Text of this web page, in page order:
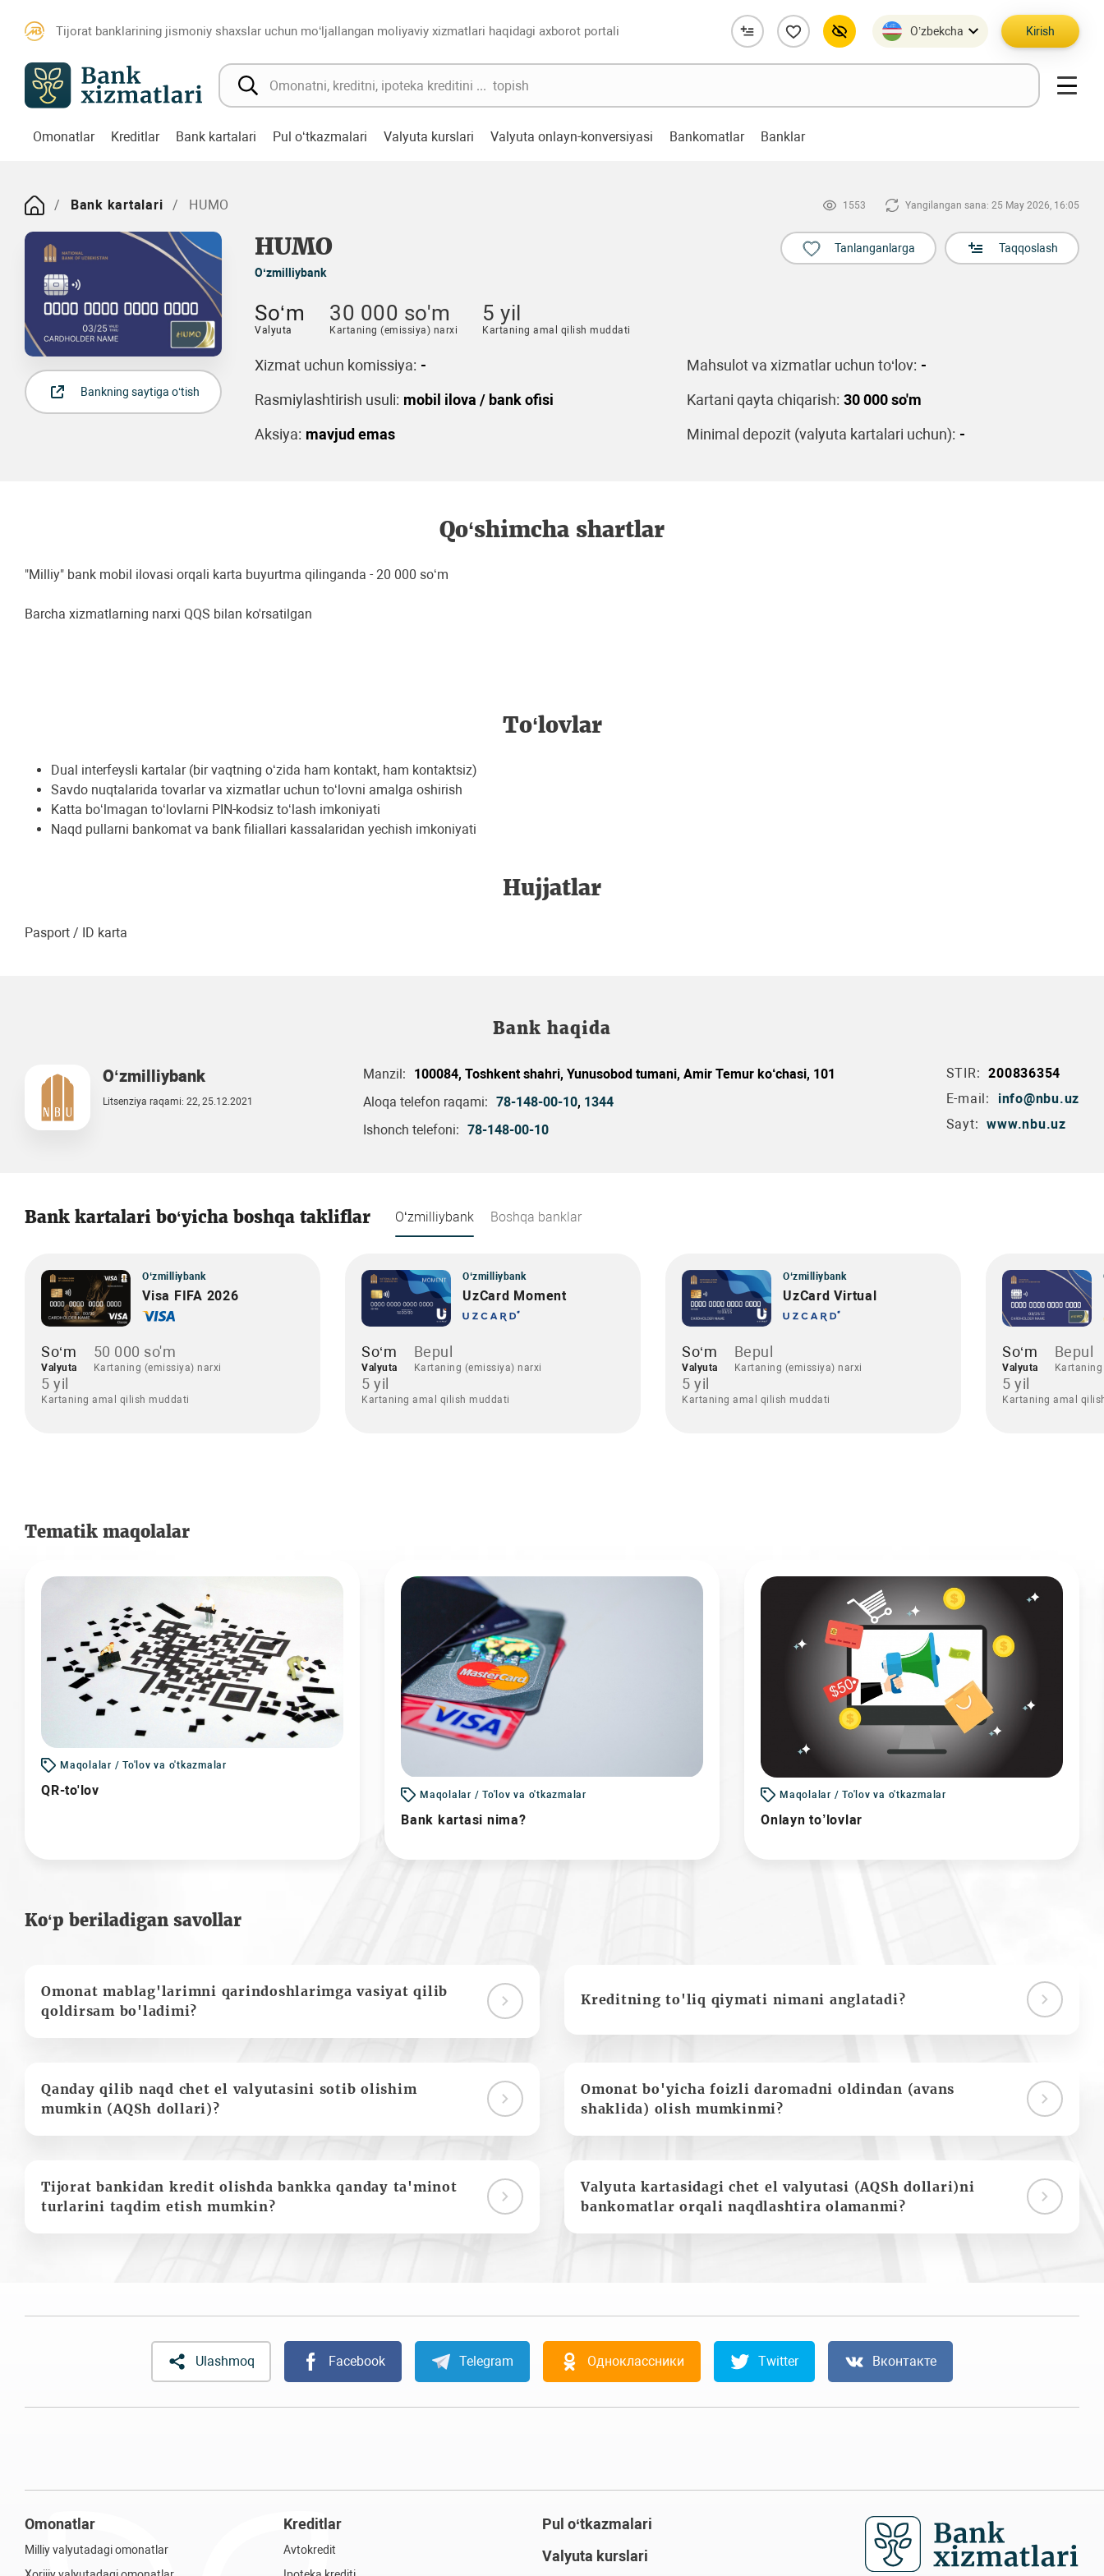
Tijorat banklarining jismoniy shaxslar uchun mo‘ljallangan moliyaviy xizmatlari haqidagi axborot portali O’zbekcha Kirish
Omonatlar Kreditlar Bank kartalari Pul o‘tkazmalari Valyuta kurslari Valyuta onlayn-konversiyasi Bankomatlar Banklar
Bank kartalari HUMO 1553 Yangilangan sana: 25 May 2026, 16:05
HUMO
O‘zmilliybank
Tanlanganlarga Taqqoslash
Bankning saytiga o‘tish
So‘m
Valyuta
30 000 so'm
Kartaning (emissiya) narxi
5 yil
Kartaning amal qilish muddati
Xizmat uchun komissiya: - Mahsulot va xizmatlar uchun to‘lov: -
Rasmiylashtirish usuli: mobil ilova / bank ofisi Kartani qayta chiqarish: 30 000 so'm
Aksiya: mavjud emas Minimal depozit (valyuta kartalari uchun): -
Qo‘shimcha shartlar
"Milliy" bank mobil ilovasi orqali karta buyurtma qilinganda - 20 000 so‘m
Barcha xizmatlarning narxi QQS bilan ko'rsatilgan
To‘lovlar
Dual intеrfеysli kartalar (bir vaqtning o‘zida ham kontakt, ham kontaktsiz)
Savdo nuqtalarida tovarlar va xizmatlar uchun to‘lovni amalga oshirish
Katta bo‘lmagan to‘lovlarni PIN-kodsiz to‘lash imkoniyati
Naqd pullarni bankomat va bank filiallari kassalaridan yechish imkoniyati
Hujjatlar
Pasport / ID karta
Bank haqida
O‘zmilliybank
Litsenziya raqami: 22, 25.12.2021
Manzil:
100084, Toshkent shahri, Yunusobod tumani, Amir Temur ko‘chasi, 101
Aloqa telefon raqami: 78-148-00-10, 1344
Ishonch telefoni: 78-148-00-10
STIR: 200836354
E-mail:
info@nbu.uz
Sayt: www.nbu.uz
Bank kartalari bo‘yicha boshqa takliflar O‘zmilliybank Boshqa banklar
O‘zmilliybank
Visa FIFA 2026
So‘m
Valyuta
50 000 so'm
Kartaning (emissiya) narxi
5 yil
Kartaning amal qilish muddati
O‘zmilliybank
UzCard Moment
So‘m
Valyuta
Bepul
Kartaning (emissiya) narxi
5 yil
Kartaning amal qilish muddati
O‘zmilliybank
UzCard Virtual
So‘m
Valyuta
Bepul
Kartaning (emissiya) narxi
5 yil
Kartaning amal qilish muddati
So‘m
Valyuta
Bepul
5 yil
Kartaning amal
Tematik maqolalar
Maqolalar / To'lov va o'tkazmalar
QR-to'lov Maqolalar / To'lov va o'tkazmalar
Bank kartasi nima?
Maqolalar / To'lov va o'tkazmalar
Onlayn to’lovlar
Ko‘p beriladigan savollar
Omonat mablag'larimni qarindoshlarimga vasiyat qilib
qoldirsam bo'ladimi?
Kreditning to'liq qiymati nimani anglatadi?
Qanday qilib naqd chet el valyutasini sotib olishim
mumkin (AQSh dollari)?
Omonat bo'yicha foizli daromadni oldindan (avans
shaklida) olish mumkinmi?
Tijorat bankidan kredit olishda bankka qanday ta'minot
turlarini taqdim etish mumkin?
Valyuta kartasidagi chet el valyutasi (AQSh dollari)ni
bankomatlar orqali naqdlashtira olamanmi?
Ulashmoq Facebook Telegram Одноклассники Twitter Вконтакте
Omonatlar
Milliy valyutadagi omonatlar
Kreditlar
Avtokredit
Pul o‘tkazmalari
Valyuta kurslari